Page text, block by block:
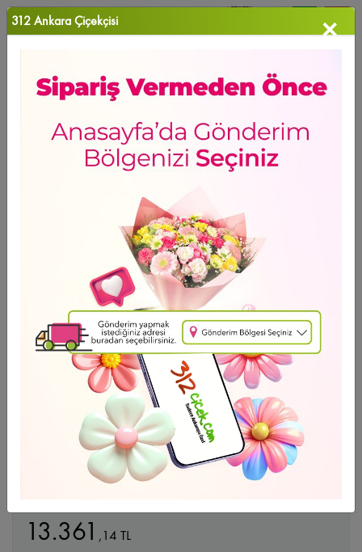
Anasayfa>Peony Bouquet
GÜNÜN FIRSATI
13.361 , 14 TL
312 Ankara Çiçekçisi ×